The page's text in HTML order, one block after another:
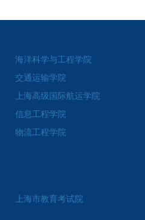
海洋科学与工程学院
交通运输学院
上海高级国际航运学院
信息工程学院
物流工程学院
上海市教育考试院